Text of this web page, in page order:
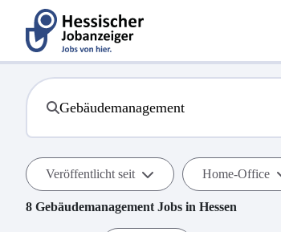
Veröffentlicht seit Home-Office
8 Gebäudemanagement Jobs in Hessen